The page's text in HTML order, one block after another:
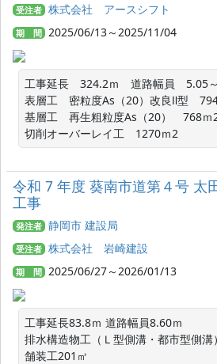
受注者 株式会社 アースシフト
期 間 2025/06/13～2025/11/04
工事延長　324.2ｍ　道路幅員　5.05
表層工　密粒度As（20）改良Ⅱ型　
基層工　再生粗粒度As（20）　768ｍ
切削オーバーレイ工　1270ｍ2
令和 7 年度 葵南市道第４号 太
工事
発注者 静岡市 建設局
受注者 株式会社 岩崎建設
期 間 2025/06/27～2026/01/13
工事延長83.8ｍ 道路幅員8.60ｍ
排水構造物工（Ｌ型側溝・都市型側溝
舗装工201㎡